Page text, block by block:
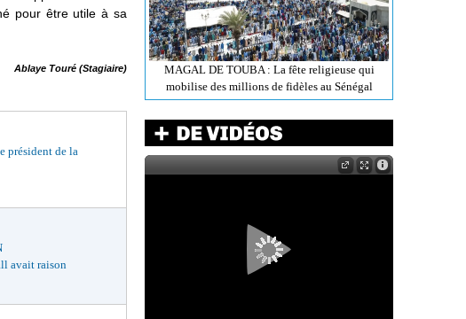
pour être utile à sa
Ablaye Touré (Stagiaire)
président de la
avait raison
MAGAL DE TOUBA : La fête religieuse qui
mobilise des millions de fidèles au Sénégal